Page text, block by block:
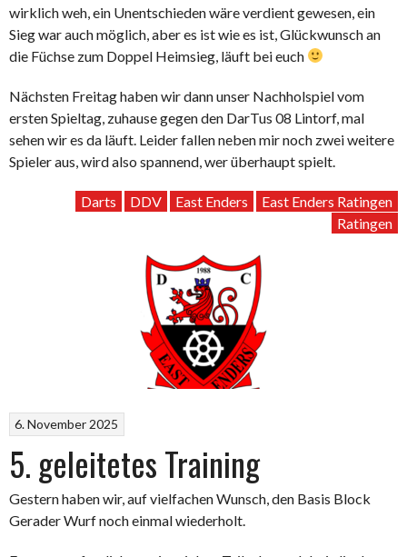
wirklich weh, ein Unentschieden wäre verdient gewesen, ein
Sieg war auch möglich, aber es ist wie es ist, Glückwunsch an
die Füchse zum Doppel Heimsieg, läuft bei euch
Nächsten Freitag haben wir dann unser Nachholspiel vom
ersten Spieltag, zuhause gegen den DarTus 08 Lintorf, mal
sehen wir es da läuft. Leider fallen neben mir noch zwei weitere
Spieler aus, wird also spannend, wer überhaupt spielt.
Darts DDV East Enders
East Enders Ratingen
Ratingen
6. November 2025
5. geleitetes Training
Gestern haben wir, auf vielfachen Wunsch, den Basis Block
Gerader Wurf noch einmal wiederholt.